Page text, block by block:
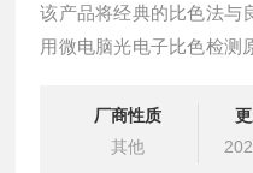
该产品将经典的比色法与
用微电脑光电子比色检测
PID控温、双液晶显示、
读、曲线存储、自动打印
厂商性质
其他